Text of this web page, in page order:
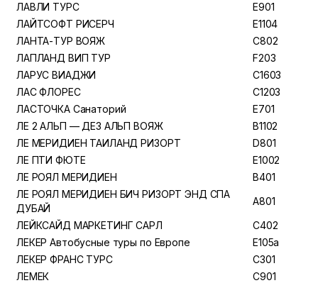
ЛАВЛИ ТУРС
E901
ЛАЙТСОФТ РИСЕРЧ
E1104
ЛАНТА-ТУР ВОЯЖ
C802
ЛАПЛАНД ВИП ТУР
F203
ЛАРУС ВИАДЖИ
C1603
ЛАС ФЛОРЕС
C1203
ЛАСТОЧКА Санаторий
E701
ЛЕ 2 АЛЬП — ДЕЗ АЛЬП ВОЯЖ
B1102
ЛЕ МЕРИДИЕН ТАИЛАНД РИЗОРТ
D801
ЛЕ ПТИ ФЮТЕ
E1002
ЛЕ РОЯЛ МЕРИДИЕН
B401
ЛЕ РОЯЛ МЕРИДИЕН БИЧ РИЗОРТ ЭНД СПА
ДУБАЙ
A801
ЛЕЙКСАЙД МАРКЕТИНГ САРЛ
C402
ЛЕКЕР Автобусные туры по Европе
E105a
ЛЕКЕР ФРАНС ТУРС
C301
ЛЕМЕК
C901